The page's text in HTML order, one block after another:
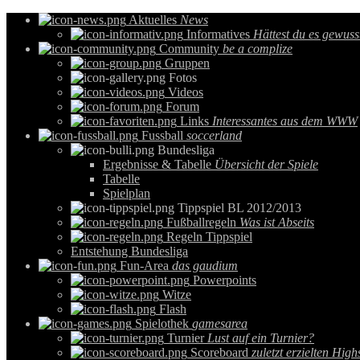
Aktuelles News
Informatives Hättest du es
Community be a complize
Gruppen
Fotos
Videos
Forum
Links Interessantes aus dem WWW
Fussball soccerland
Bundesliga
Ergebnisse & Tabelle Übersicht der Spiele
Tabelle
Spielplan
Tippspiel BL 2012/2013
Fußballregeln Was ist Abseits
Regeln Tippspiel
Entstehung Bundesliga
Fun-Area das gaudium
Powerpoints
Witze
Flash
Spielothek gamesarea
Turnier Lust auf ein Turnier?
Scoreboard zuletzt erzielten